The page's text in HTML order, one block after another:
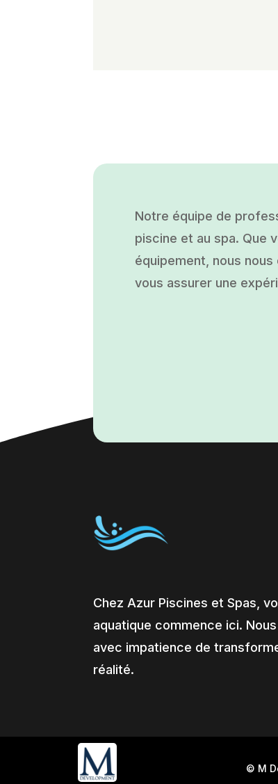
Notre équipe de
piscine et au spa. Que
équipement, nous
vous assurer une
Chez Azur Piscines et Spas,
aquatique commence ici.
avec impatience de
réalité.
© M